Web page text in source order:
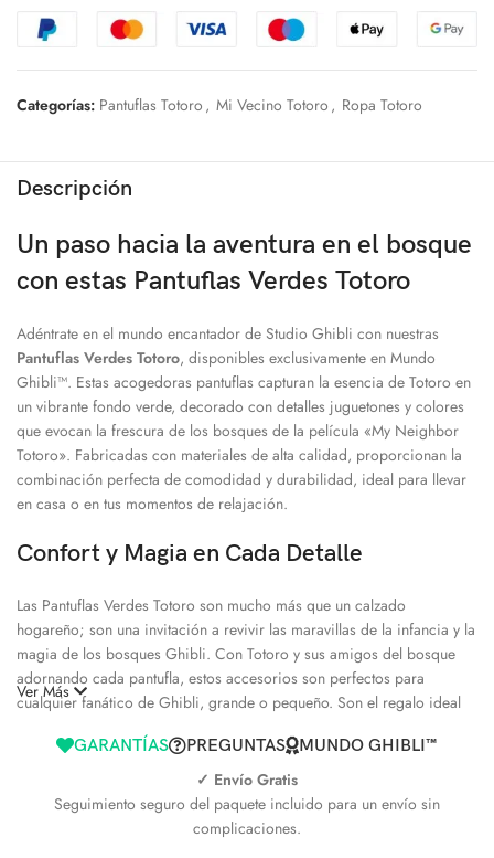
Categorías: Pantuflas Totoro , Mi Vecino Totoro , Ropa Totoro
Descripción
Un paso hacia la aventura en el bosque
con estas Pantuflas Verdes Totoro
Adéntrate en el mundo encantador de Studio Ghibli con nuestras
Pantuflas Verdes Totoro, disponibles exclusivamente en Mundo
Ghibli™. Estas acogedoras pantuflas capturan la esencia de Totoro en
un vibrante fondo verde, decorado con detalles juguetones y colores
que evocan la frescura de los bosques de la película «My Neighbor
Totoro». Fabricadas con materiales de alta calidad, proporcionan la
combinación perfecta de comodidad y durabilidad, ideal para llevar
en casa o en tus momentos de relajación.
Confort y Magia en Cada Detalle
Las Pantuflas Verdes Totoro son mucho más que un calzado
hogareño; son una invitación a revivir las maravillas de la infancia y la
magia de los bosques Ghibli. Con Totoro y sus amigos del bosque
adornando cada pantufla, estos accesorios son perfectos para
cualquier fanático de Ghibli, grande o pequeño. Son el regalo ideal
vivo el espíritu de aventura y fantasía.
No solo te ofrecen un refugio suave y cálido para tus pies, sino que
también añaden un toque de estilo lúdico a tu vestuario casero.
Ver Más
GARANTÍAS PREGUNTAS MUNDO GHIBLI™
✓ Envío Gratis
Seguimiento seguro del paquete incluido para un envío sin
complicaciones.